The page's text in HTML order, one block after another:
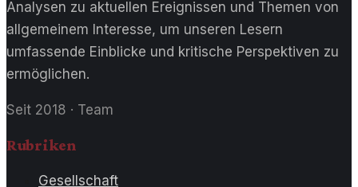
Analysen zu aktuellen Ereignissen und Themen von
allgemeinem Interesse, um unseren Lesern
umfassende Einblicke und kritische Perspektiven zu
ermöglichen.
Seit 2018 · Team
Rubriken
Gesellschaft